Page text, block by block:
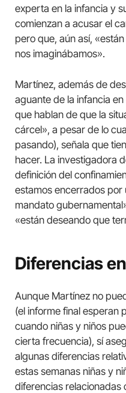
experta en la infancia y
comienzan a acusar el
pero que, aún así,
nos imaginábamos».
Martínez, además de
aguante de la infancia
que hablan de que la
cárcel», a pesar de lo
pasando), señala que
hacer. La investigadora
definición del
estamos encerrados por
mandato
«están deseando que
Diferencias
Aunque Martínez no
(el informe final esperan
cuando niñas y niños
cierta frecuencia), sí
algunas diferencias
estas semanas niñas y
diferencias relacionadas